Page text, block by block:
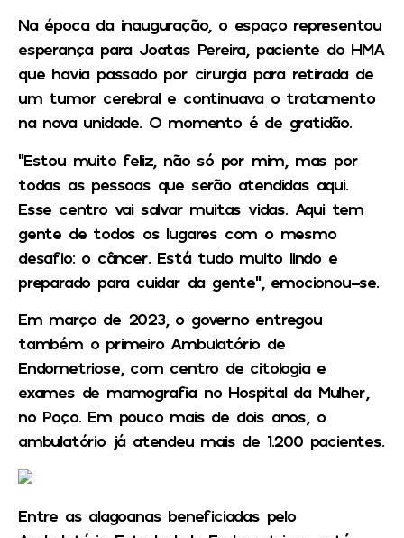
Na época da inauguração, o espaço representou
esperança para Joatas Pereira, paciente do HMA
que havia passado por cirurgia para retirada de
um tumor cerebral e continuava o tratamento
na nova unidade. O momento é de gratidão.
“Estou muito feliz, não só por mim, mas por
todas as pessoas que serão atendidas aqui.
Esse centro vai salvar muitas vidas. Aqui tem
gente de todos os lugares com o mesmo
desafio: o câncer. Está tudo muito lindo e
preparado para cuidar da gente”, emocionou-se.
Em março de 2023, o governo entregou
também o primeiro Ambulatório de
Endometriose, com centro de citologia e
exames de mamografia no Hospital da Mulher,
no Poço. Em pouco mais de dois anos, o
ambulatório já atendeu mais de 1.200 pacientes.
Entre as alagoanas beneficiadas pelo